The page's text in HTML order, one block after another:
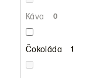
Káva 0
Čokoláda 1